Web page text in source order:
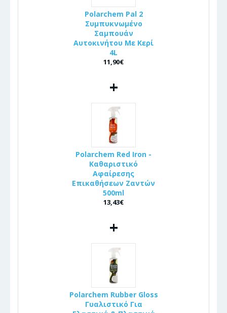
Polarchem Pal 2
Συμπυκνωμένο
Σαμπουάν
Αυτοκινήτου Με Κερί
4L
11,90€
+
Polarchem Red Iron -
Καθαριστικό
Αφαίρεσης
Επικαθήσεων Ζαντών
500ml
13,43€
+
Polarchem Rubber Gloss
Γυαλιστικό Για